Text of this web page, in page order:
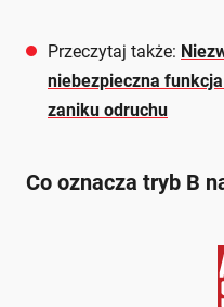
Przeczytaj także:
niebezpieczna
zaniku odruchu
Co oznacza tryb B